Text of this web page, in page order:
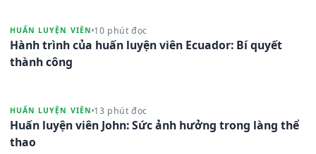
HUẤN LUYỆN VIÊN 10 phút đọc
Hành trình của huấn luyện viên Ecuador: Bí quyết
thành công
HUẤN LUYỆN VIÊN 13 phút đọc
Huấn luyện viên John: Sức ảnh hưởng trong làng thể
thao